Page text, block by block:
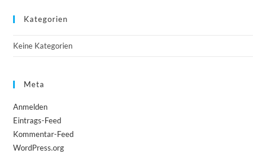
Kategorien
Keine Kategorien
Meta
Anmelden
Eintrags-Feed
Kommentar-Feed
WordPress.org